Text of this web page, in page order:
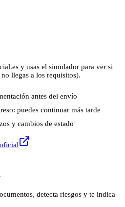
y usas el simulador para ver si
llegas a los requisitos).
antes del envío
puedes continuar más tarde
y cambios de estado
detecta riesgos y te indica